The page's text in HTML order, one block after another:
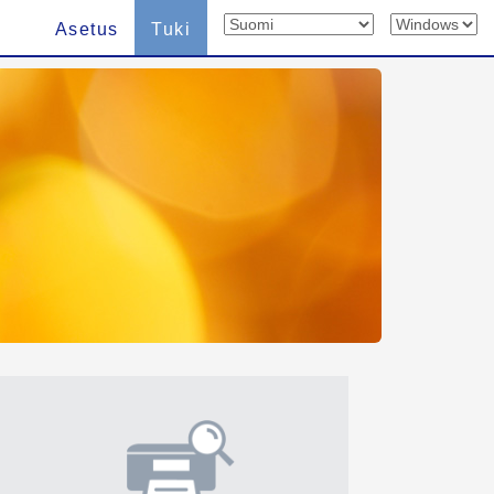
Asetus Tuki